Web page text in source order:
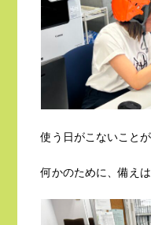
使う日がこないことが
何かのために、備え